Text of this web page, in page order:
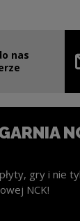
nas
otwarty w
gry i nie
NCK!